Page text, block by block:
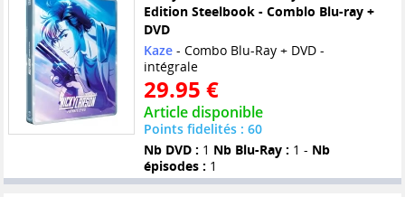
Edition Steelbook - Comblo Blu-ray +
DVD
Kaze- Combo Blu-Ray + DVD -
intégrale
29.95 €
Article disponible
Points fidelités : 60
Nb DVD : 1 Nb Blu-Ray : 1 - Nb
épisodes : 1